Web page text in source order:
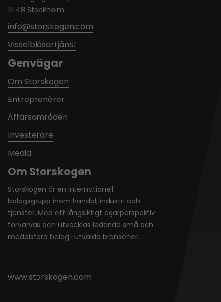
Om Storskogen
Storskogen är en internationell
bolagsgrupp inom handel, industri och
tjänster. Med ett långsiktigt ägarperspektiv
förvärvas och utvecklas ledande små och
medelstora bolag i utvalda branscher.
www.storskogen.com
111 48 Stockholm
info@storskogen.com
Visselblåsartjänst
Genvägar
Om Storskogen
Entreprenörer
Affärsområden
Investerare
Media